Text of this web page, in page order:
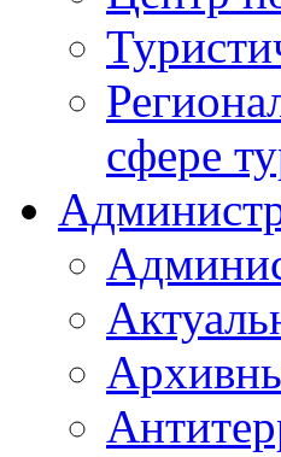
сфере